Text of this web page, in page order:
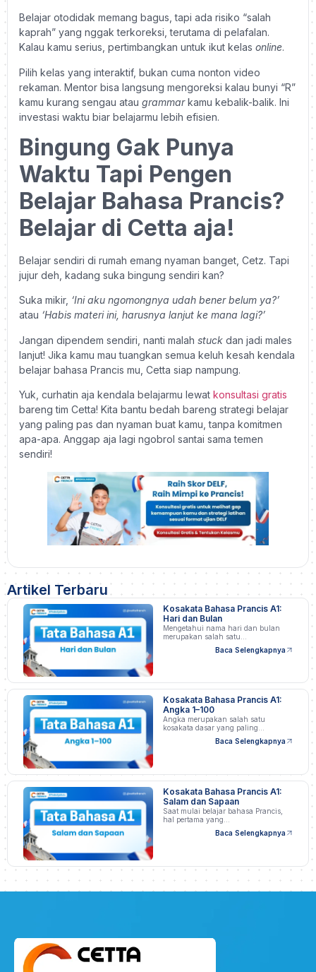
Belajar otodidak memang bagus, tapi ada risiko “salah
kaprah” yang nggak terkoreksi, terutama di pelafalan.
Kalau kamu serius, pertimbangkan untuk ikut kelas online.
Pilih kelas yang interaktif, bukan cuma nonton video
rekaman. Mentor bisa langsung mengoreksi kalau bunyi “R”
kamu kurang sengau atau grammarkamu kebalik-balik. Ini
investasi waktu biar belajarmu lebih efisien.
Bingung Gak Punya
Waktu Tapi Pengen
Belajar Bahasa Prancis?
Belajar di Cetta aja!
Belajar sendiri di rumah emang nyaman banget, Cetz. Tapi
jujur deh, kadang suka bingung sendiri kan?
Suka mikir, ‘Ini aku ngomongnya udah bener belum ya?’
atau ‘Habis materi ini, harusnya lanjut ke mana lagi?’
Jangan dipendem sendiri, nanti malah stuck dan jadi males
lanjut! Jika kamu mau tuangkan semua keluh kesah kendala
belajar bahasa Prancis mu, Cetta siap nampung.
Yuk, curhatin aja kendala belajarmu lewat konsultasi gratis
bareng tim Cetta! Kita bantu bedah bareng strategi belajar
yang paling pas dan nyaman buat kamu, tanpa komitmen
apa-apa. Anggap aja lagi ngobrol santai sama temen
sendiri!
Artikel Terbaru
Kosakata Bahasa Prancis A1:
Hari dan Bulan
Mengetahui nama hari dan bulan
merupakan salah satu…
Baca Selengkapnya
Kosakata Bahasa Prancis A1:
Angka 1–100
Angka merupakan salah satu
kosakata dasar yang paling…
Baca Selengkapnya
Kosakata Bahasa Prancis A1:
Salam dan Sapaan
Saat mulai belajar bahasa Prancis,
hal pertama yang…
Baca Selengkapnya